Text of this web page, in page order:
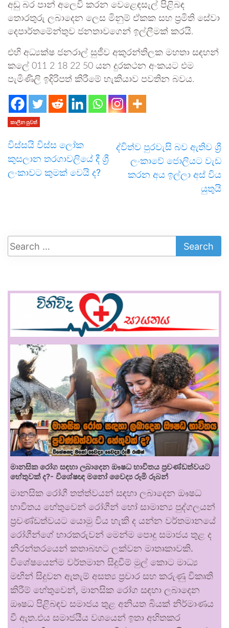
අඩු බර පාන් අලෙවි කරන වෙළෙඳසැල් පිළිබඳ
තොරතුරු ලබාදෙන ලෙස මිනුම් ඒකක සහ ප්‍රමිති සේවා
දෙපාර්තමේන්තුව ජනතාවගෙන් ඉල්ලීමක් කරයි.
එහි අධ්‍යක්ෂ ජනරාල් සුජීව අකුරන්තිලක මහතා සඳහන්
කලේ 011 2 18 22 50 යන දුරකථන අංකයට එම
පැමිණිලි ඉදිරිපත් කිරීමේ හැකියාව පවතින බවය.
කාලීන පුවත්
විස්සයි විස්ස ලෝක
කුසලාන තරගාවලියේ දී ශ්‍රී
ලංකාවට කුමක් වෙයි ද?
ද්විත්ව පුරවැසි බව ඇතිව ශ්‍රී
ලංකාවේ ජොලියට වැඩ
කරන අය ඉල්ලා අස් විය
යුතුයි
මානසික රෝග සඳහා ලබාදෙන ඖෂධ භාවිතය ප්‍රචණ්ඩත්වයට
හේතුවක් ද?- විශේෂඥ මනෝ වෛද්‍ය රූමි රූබන්
මානසික රෝගී තත්ත්වයන් සඳහා ලබාදෙන ඖෂධ
භාවිතය හේතුවෙන් රෝගීන් හෝ සාමාන්‍ය පුද්ගලයන්
ප්‍රචණ්ඩත්වයට යොමු විය හැකි ද යන්න වර්තමානයේ
රෝගීන්ගේ භාරකරුවන් මෙන්ම පොදු සමාජය තුළ ද
නිරන්තරයෙන් කතාබහට ලක්වන මාතෘකාවකි.
විශේෂයෙන්ම වර්තමාන සිදුවීම් මුල් කොට මාධ්‍ය
මඟින් සිදුවන ඇතැම් අසත්‍ය ප්‍රචාර සහ කරුණු විකෘති
කිරීම් හේතුවෙන්, මානසික රෝග සඳහා ලබාදෙන
ඖෂධ පිළිබඳව සමාජය තුළ අනියත බියක් නිර්මාණය
වී ඇත.එය සමාජයීය වශයෙන් ඉතා අහිතකර